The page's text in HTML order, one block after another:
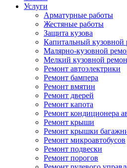
Услуги
Арматурные работы
Жестяные работы
Защита кузова
Капитальный кузовной
Малярно-кузовной
Мелкий кузовной
Ремонт автоэлектрики
Ремонт бампера
Ремонт вмятин
Ремонт дверей
Ремонт капота
Ремонт кондиционера
Ремонт крыши
Ремонт крышки
Ремонт микроавтобусов
Ремонт подвески
Ремонт порогов